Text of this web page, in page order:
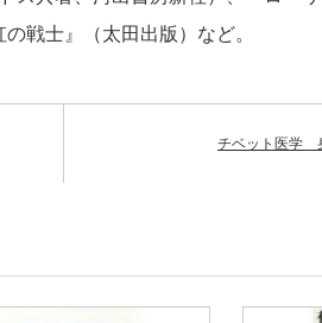
戦士』（太田出版）など。
チベット医学